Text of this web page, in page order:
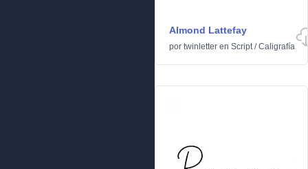
Almond Lattefay
por twinletter en Script/Caligrafía